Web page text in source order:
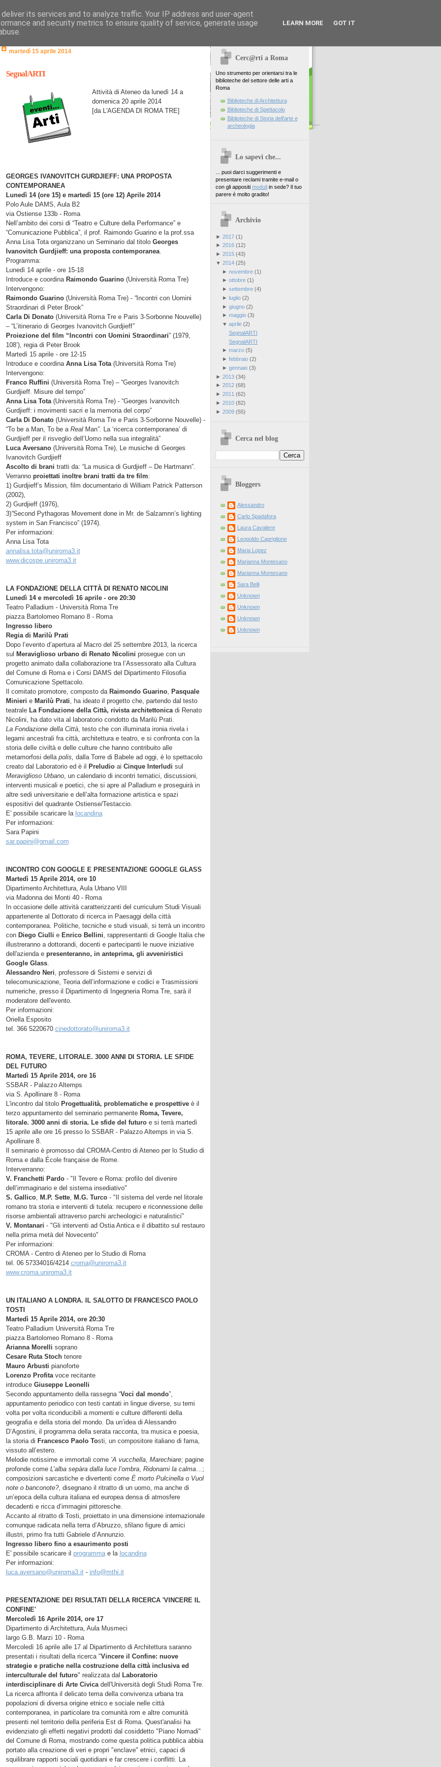
martedì 15 aprile 2014
SegnalARTI
Attività di Ateneo da lunedì 14 a
domenica 20 aprile 2014
[da L'AGENDA DI ROMA TRE]
GEORGES IVANOVITCH GURDJIEFF: UNA PROPOSTA
CONTEMPORANEA
Lunedì 14 (ore 15) e martedì 15 (ore 12) Aprile 2014
Polo Aule DAMS, Aula B2
via Ostiense 133b - Roma
Nell’ambito dei corsi di “Teatro e Culture della Performance” e
“Comunicazione Pubblica”, il prof. Raimondo Guarino e la prof.ssa
Anna Lisa Tota organizzano un Seminario dal titolo Georges
Ivanovitch Gurdjieff: una proposta contemporanea.
Programma:
Lunedì 14 aprile - ore 15-18
Introduce e coordina Raimondo Guarino (Università Roma Tre)
Intervengono:
Raimondo Guarino (Università Roma Tre) - “Incontri con Uomini
Straordinari di Peter Brook”
Carla Di Donato (Università Roma Tre e Paris 3-Sorbonne Nouvelle)
– “L’itinerario di Georges Ivanovitch Gurdjieff”
Proiezione del film “Incontri con Uomini Straordinari” (1979,
108’), regia di Peter Brook
Martedì 15 aprile - ore 12-15
Introduce e coordina Anna Lisa Tota (Università Roma Tre)
Intervengono:
Franco Ruffini (Università Roma Tre) – “Georges Ivanovitch
Gurdjieff. Misure del tempo”
Anna Lisa Tota (Università Roma Tre) - “Georges Ivanovitch
Gurdjieff: i movimenti sacri e la memoria del corpo”
Carla Di Donato (Università Roma Tre e Paris 3-Sorbonne Nouvelle) -
“To be a Man, To be a RealMan”. La ‘ricerca contemporanea’ di
Gurdjieff per il risveglio dell’Uomo nella sua integralità”
Luca Aversano (Università Roma Tre), Le musiche di Georges
Ivanovitch Gurdjieff
Ascolto di brani tratti da: “La musica di Gurdjieff – De Hartmann”.
Verranno proiettati inoltre brani tratti da tre film:
1) Gurdjieff’s Mission, film documentario di William Patrick Patterson
(2002),
2) Gurdjieff (1976),
3)“Second Pythagoras Movement done in Mr. de Salzamnn’s lighting
system in San Francisco” (1974).
Per informazioni:
Anna Lisa Tota
annalisa.tota@uniroma3.it
www.dicospe.uniroma3.it
LA FONDAZIONE DELLA CITTÀ DI RENATO NICOLINI
Lunedì 14 e mercoledì 16 aprile - ore 20:30
Teatro Palladium - Università Roma Tre
piazza Bartolomeo Romano 8 - Roma
Ingresso libero
Regia di Marilù Prati
Dopo l’evento d’apertura al Macro del 25 settembre 2013, la ricerca
sul Meraviglioso urbano di Renato Nicolini prosegue con un
progetto animato dalla collaborazione tra l’Assessorato alla Cultura
del Comune di Roma e i Corsi DAMS del Dipartimento Filosofia
Comunicazione Spettacolo.
Il comitato promotore, composto da Raimondo Guarino, Pasquale
Minieri e Marilù Prati , ha ideato il progetto che, partendo dal testo
teatrale La Fondazione della Città, rivista architettonicadi Renato
Nicolini, ha dato vita al laboratorio condotto da Marilù Prati.
La Fondazione della Città, testo che con illuminata ironia rivela i
legami ancestrali fra città, architettura e teatro, e si confronta con la
storia delle civiltà e delle culture che hanno contribuito alle
metamorfosi della polis, dalla Torre di Babele ad oggi, è lo spettacolo
creato dal Laboratorio ed è il Preludioai Cinque Interludi sul
Meraviglioso Urbano, un calendario di incontri tematici, discussioni,
interventi musicali e poetici, che si apre al Palladium e proseguirà in
altre sedi universitarie e dell’alta formazione artistica e spazi
espositivi del quadrante Ostiense/Testaccio.
E' possibile scaricare la locandina
Per informazioni:
Sara Papini
sar.papini@gmail.com
INCONTRO CON GOOGLE E PRESENTAZIONE GOOGLE GLASS
Martedì 15 Aprile 2014, ore 10
Dipartimento Architettura, Aula Urbano VIII
via Madonna dei Monti 40 - Roma
In occasione delle attività caratterizzanti del curriculum Studi Visuali
appartenente al Dottorato di ricerca in Paesaggi della città
contemporanea. Politiche, tecniche e studi visuali, si terrà un incontro
con Diego Ciulli e Enrico Bellini , rappresentanti di Google Italia che
illustreranno a dottorandi, docenti e partecipanti le nuove iniziative
dell'azienda e presenteranno, in anteprima, gli avveniristici
Google Glass.
Alessandro Neri , professore di Sistemi e servizi di
telecomunicazione, Teoria dell’informazione e codici e Trasmissioni
numeriche, presso il Dipartimento di Ingegneria Roma Tre, sarà il
moderatore dell'evento.
Per informazioni:
Oriella Esposito
tel. 366 5220670 cinedottorato@uniroma3.it
ROMA, TEVERE, LITORALE. 3000 ANNI DI STORIA. LE SFIDE
DEL FUTURO
Martedì 15 Aprile 2014, ore 16
SSBAR - Palazzo Altemps
via S. Apollinare 8 - Roma
L'incontro dal titolo Progettualità, problematiche e prospettiveè il
terzo appuntamento del seminario permanente Roma, Tevere,
litorale. 3000 anni di storia. Le sfide del futuroe si terrà martedì
15 aprile alle ore 16 presso lo SSBAR - Palazzo Altemps in via S.
Apollinare 8.
Il seminario è promosso dal CROMA-Centro di Ateneo per lo Studio di
Roma e dalla École française de Rome.
Interverranno:
V. Franchetti Pardo - "Il Tevere e Roma: profilo del divenire
dell’immaginario e del sistema insediativo"
S. Gallico, M.P. Sette, M.G. Turco - "Il sistema del verde nel litorale
romano tra storia e interventi di tutela: recupero e riconnessione delle
risorse ambientali attraverso parchi archeologici e naturalistici"
V. Montanari - "Gli interventi ad Ostia Antica e il dibattito sul restauro
nella prima metà del Novecento"
Per informazioni:
CROMA - Centro di Ateneo per lo Studio di Roma
tel. 06 57334016/4214 croma@uniroma3.it
www.croma.uniroma3.it
UN ITALIANO A LONDRA. IL SALOTTO DI FRANCESCO PAOLO
TOSTI
Martedì 15 Aprile 2014, ore 20:30
Teatro Palladium Università Roma Tre
piazza Bartolomeo Romano 8 - Roma
Arianna Morelli soprano
Cesare Ruta Stoch tenore
Mauro Arbusti pianoforte
Lorenzo Profita voce recitante
introduce Giuseppe Leonelli
Secondo appuntamento della rassegna “Voci dal mondo”,
appuntamento periodico con testi cantati in lingue diverse, su temi
volta per volta riconducibili a momenti e culture differenti della
geografia e della storia del mondo. Da un’idea di Alessandro
D’Agostini, il programma della serata racconta, tra musica e poesia,
la storia di Francesco Paolo Tosti, un compositore italiano di fama,
vissuto all’estero.
Melodie notissime e immortali come ’A vucchella, Marechiare; pagine
profonde come L’alba sepàra dalla luce l’ombra, Ridonami la calma…;
composizioni sarcastiche e divertenti come È morto Pulcinellao Vuol
note o banconote?, disegnano il ritratto di un uomo, ma anche di
un’epoca della cultura italiana ed europea densa di atmosfere
decadenti e ricca d’immagini pittoresche.
Accanto al ritratto di Tosti, proiettato in una dimensione internazionale
comunque radicata nella terra d’Abruzzo, sfilano figure di amici
illustri, primo fra tutti Gabriele d’Annunzio.
Ingresso libero fino a esaurimento posti
E' possibile scaricare il programmae la locandina
Per informazioni:
luca.aversano@uniroma3.it- info@mthi.it
PRESENTAZIONE DEI RISULTATI DELLA RICERCA 'VINCERE IL
CONFINE'
Mercoledì 16 Aprile 2014, ore 17
Dipartimento di Architettura, Aula Musmeci
largo G.B. Marzi 10 - Roma
Mercoledì 16 aprile alle 17 al Dipartimento di Architettura saranno
presentati i risultati della ricerca "Vincere il Confine: nuove
strategie e pratiche nella costruzione della città inclusiva ed
interculturale del futuro" realizzata dal Laboratorio
interdisciplinare di Arte Civica dell'Università degli Studi Roma Tre.
La ricerca affronta il delicato tema della convivenza urbana tra
popolazioni di diversa origine etnico e sociale nelle città
contemporanea, in particolare tra comunità rom e altre comunità
presenti nel territorio della periferia Est di Roma. Quest'analisi ha
evidenziato gli effetti negativi prodotti dal cosiddetto "Piano Nomadi"
del Comune di Roma, mostrando come questa politica pubblica abbia
portato alla creazione di veri e propri "enclave" etnici, capaci di
squilibrare rapporti sociali quotidiani e far crescere i conflitti. La
Cerc@rti a Roma
Uno strumento per orientarsi tra le
biblioteche del settore delle arti a
Roma
Biblioteche di Architettura
Biblioteche di Spettacolo
Biblioteche di Storia dell'arte e
archeologia
Lo sapevi che...
... puoi darci suggerimenti e
presentare reclami tramite e-mail o
con gli appositi moduliin sede? Il tuo
parere è molto gradito!
Archivio
► 2017(1)
► 2016(12)
► 2015(43)
▼ 2014(25)
► novembre(1)
► ottobre(1)
► settembre(4)
► luglio(2)
► giugno(2)
► maggio(3)
▼ aprile(2)
SegnalARTI
SegnalARTI
► marzo(5)
► febbraio(2)
► gennaio(3)
► 2013(34)
► 2012(68)
► 2011 (62)
► 2010(82)
► 2009(55)
Cerca nel blog
Bloggers
Alessandro
Carlo Spadafora
Laura Cavaliere
Leopoldo Capriglione
Maria Lopez
Marianna Montesano
Marianna Montesano
Sara Belli
Unknown
Unknown
Unknown
Unknown
its services and to analyze traffic. Your IP address and user-agent
and security metrics to ensure quality of service, generate usage
LEARN MORE GOT IT